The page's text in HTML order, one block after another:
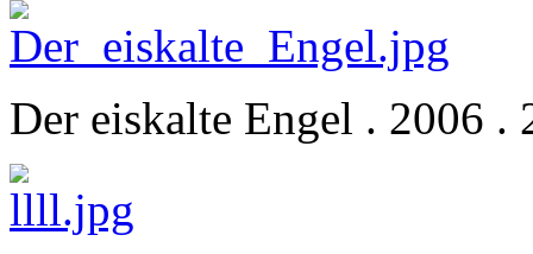
Der eiskalte Engel . 2006